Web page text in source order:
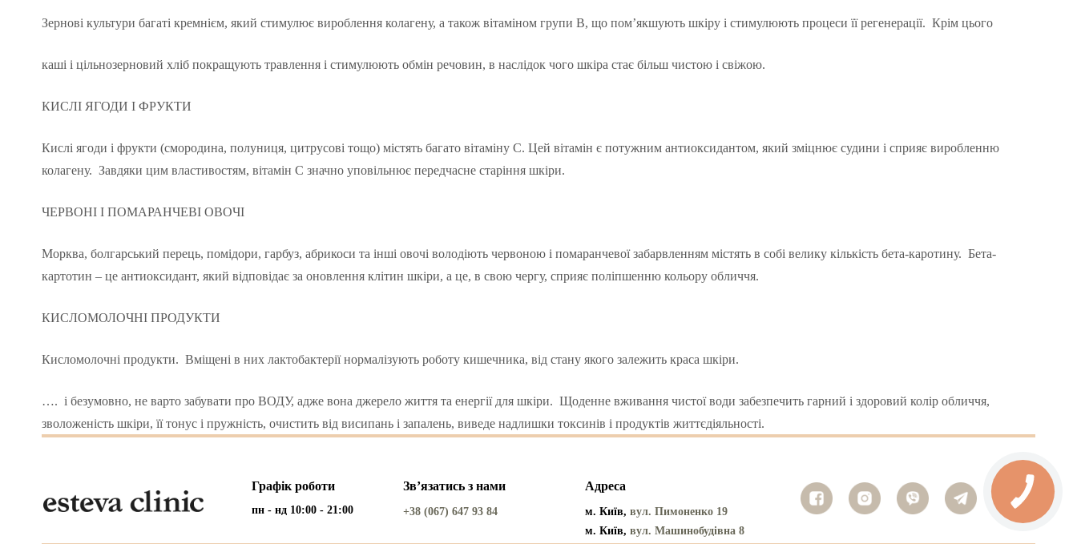
Зернові культури багаті кремнієм, який стимулює вироблення колагену, а також вітаміном групи В, що пом’якшують шкіру і стимулюють процеси її регенерації. Крім цього
каші і цільнозерновий хліб покращують травлення і стимулюють обмін речовин, в наслідок чого шкіра стає більш чистою і свіжою.
КИСЛІ ЯГОДИ І ФРУКТИ
Кислі ягоди і фрукти (смородина, полуниця, цитрусові тощо) містять багато вітаміну С. Цей вітамін є потужним антиоксидантом, який зміцнює судини і сприяє виробленню
колагену. Завдяки цим властивостям, вітамін С значно уповільнює передчасне старіння шкіри.
ЧЕРВОНІ І ПОМАРАНЧЕВІ ОВОЧІ
Морква, болгарський перець, помідори, гарбуз, абрикоси та інші овочі володіють червоною і помаранчевої забарвленням містять в собі велику кількість бета-каротину. Бета-
картотин – це антиоксидант, який відповідає за оновлення клітин шкіри, а це, в свою чергу, сприяє поліпшенню кольору обличчя.
КИСЛОМОЛОЧНІ ПРОДУКТИ
Кисломолочні продукти. Вміщені в них лактобактерії нормалізують роботу кишечника, від стану якого залежить краса шкіри.
…. і безумовно, не варто забувати про ВОДУ, адже вона джерело життя та енергії для шкіри. Щоденне вживання чистої води забезпечить гарний і здоровий колір обличчя,
зволоженість шкіри, її тонус і пружність, очистить від висипань і запалень, виведе надлишки токсинів і продуктів життєдіяльності.
Графік роботи
пн - нд 10:00 - 21:00
Звʼязатись з нами
+38 (067) 647 93 84
Адреса
м. Київ,вул. Пимоненко 19
м. Київ,вул. Машинобудівна 8